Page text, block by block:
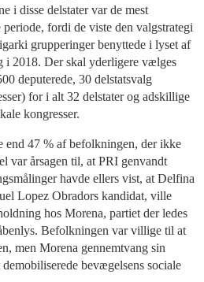
i disse delstater var de mest
fordi de viste den valgstrategi
grupperinger benyttede i lyset af
i 2018. Der skal yderligere vælges
deputerede, 30 delstatsvalg
for i alt 32 delstater og adskillige
kongresser.
end 47 % af befolkningen, der ikke
var årsagen til, at PRI genvandt
havde ellers vist, at Delfina
Lopez Obradors kandidat, ville
hos Morena, partiet der ledes
Befolkningen var villige til at
men Morena gennemtvang sin
bevægelsens sociale